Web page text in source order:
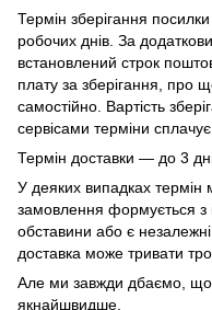
Термін зберігання
робочих днів. За
встановлений строк
плату за зберігання, про
самостійно. Вартість
сервісами терміни
Термін доставки — до 3
У деяких випадках
замовлення формується з
обставини або є незалежні
доставка може тривати
Але ми завжди дбаємо,
якнайшвидше.